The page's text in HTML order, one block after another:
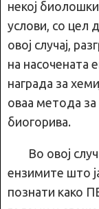
некој
услови, со цел
овој случај,
на насочената
награда за
оваа метода
биогорива.
Во овој
ензимите што
познати како